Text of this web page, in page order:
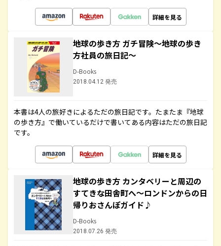
詳細を見る
地球の歩き方 ガチ冒険～地球の歩き
方社員の旅日記～
D-Books
2018.04.12 発売
本書は4人の旅好きによるただの旅日記です。たまたま『地球
の歩き方』で働いているだけで書いてある内容はただの旅日記
です。
詳細を見る
地球の歩き方 カンタベリーと周辺の
すてきな田舎町へ～ロンドンからの日
帰りおさんぽガイド♪
D-Books
2018.07.26 発売